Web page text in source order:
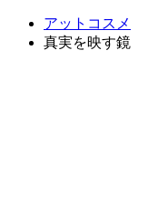
アットコスメ
真実を映す鏡